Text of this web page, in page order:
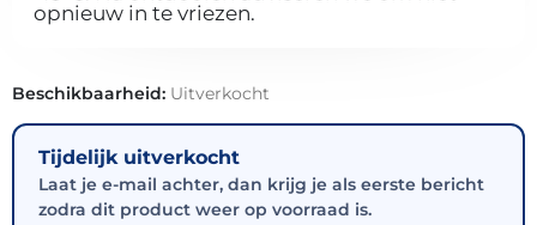
opnieuw in te vriezen.
Beschikbaarheid: Uitverkocht
Tijdelijk uitverkocht
Laat je e-mail achter, dan krijg je als eerste bericht
zodra dit product weer op voorraad is.